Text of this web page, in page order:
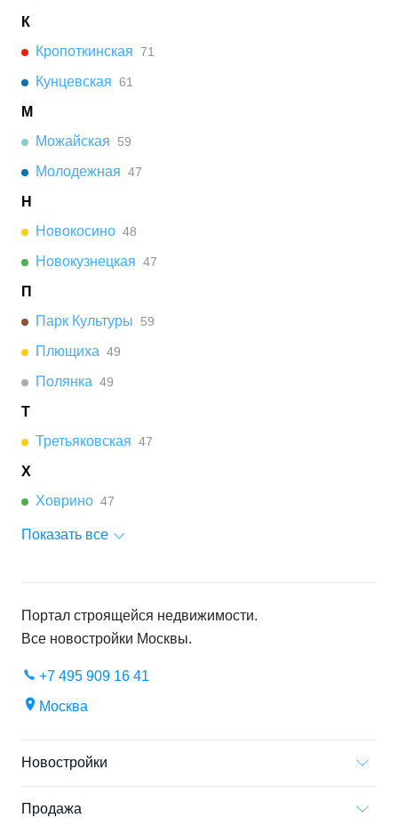
К
Кропоткинская 71
Кунцевская 61
М
Можайская
59
Молодежная 47
Н
Новокосино 48
Новокузнецкая 47
П
Парк Культуры
59
Плющиха 49
Полянка 49
Т
Третьяковская 47
Х
Ховрино 47
Показать все
Портал строящейся недвижимости.
Все новостройки Москвы.
+7 495 909 16 41
Москва
Новостройки
Продажа